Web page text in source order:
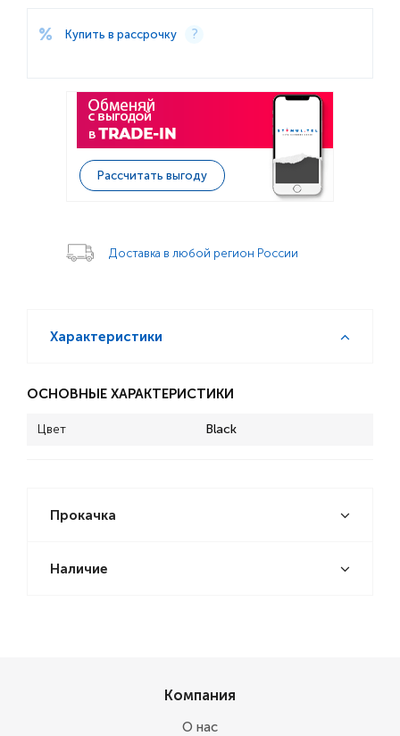
Купить в рассрочку
Рассчитать выгоду
Доставка в любой регион России
Характеристики
ОСНОВНЫЕ ХАРАКТЕРИСТИКИ
Цвет Black
Прокачка
Наличие
Компания
О нас